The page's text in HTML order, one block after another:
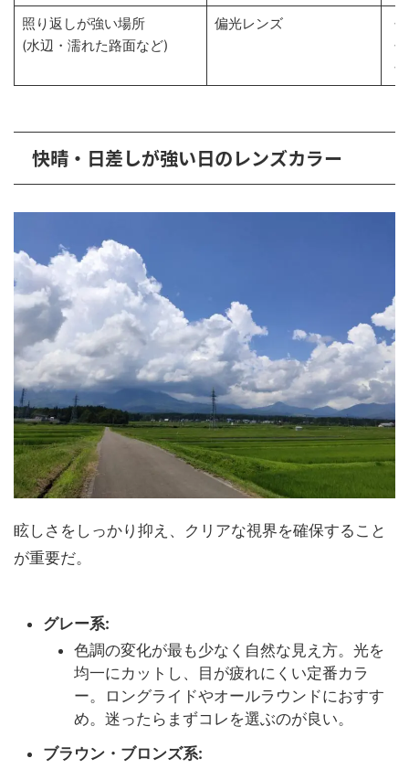
照り返しが強い場所
(水辺・濡れた路面など)
偏光レンズ
快晴・日差しが強い日のレンズカラー
眩しさをしっかり抑え、クリアな視界を確保すること
が重要だ。
グレー系:
色調の変化が最も少なく自然な見え方。光を
均一にカットし、目が疲れにくい定番カラ
ー。ロングライドやオールラウンドにおすす
め。迷ったらまずコレを選ぶのが良い。
ブラウン・ブロンズ系: